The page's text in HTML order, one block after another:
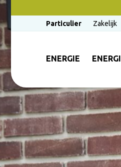
Particulier
Zakelijk
ENERGIE